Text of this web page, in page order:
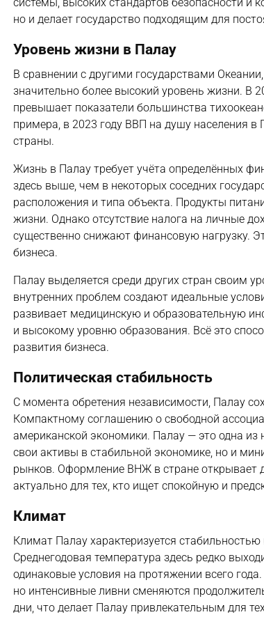
но и делает государство подходящим для
Уровень жизни в Палау
В сравнении с другими государствами
значительно более высокий уровень жизни. В
превышает показатели большинства
примера, в 2023 году ВВП на душу населения в
страны.
Жизнь в Палау требует учёта определённых
здесь выше, чем в некоторых соседних
расположения и типа объекта. Продукты
жизни. Однако отсутствие налога на личные
существенно снижают финансовую нагрузку.
бизнеса.
Палау выделяется среди других стран своим
внутренних проблем создают идеальные
развивает медицинскую и образовательную
и высокому уровню образования. Всё это
развития бизнеса.
Политическая стабильность
С момента обретения независимости, Палау
Компактному соглашению о свободной
американской экономики. Палау — это одна из
свои активы в стабильной экономике, но и
рынков. Оформление ВНЖ в стране открывает
актуально для тех, кто ищет спокойную и
Климат
Климат Палау характеризуется
Среднегодовая температура здесь редко
одинаковые условия на протяжении всего
но интенсивные ливни сменяются
дни, что делает Палау привлекательным для